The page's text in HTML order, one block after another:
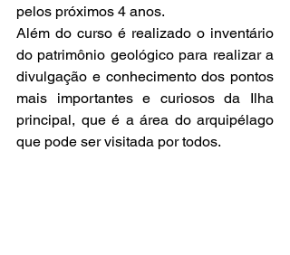
pelos próximos 4 anos.
Além do curso é realizado o inventário
do patrimônio geológico para realizar a
divulgação e conhecimento dos pontos
mais importantes e curiosos da Ilha
principal, que é a área do arquipélago
que pode ser visitada por todos.